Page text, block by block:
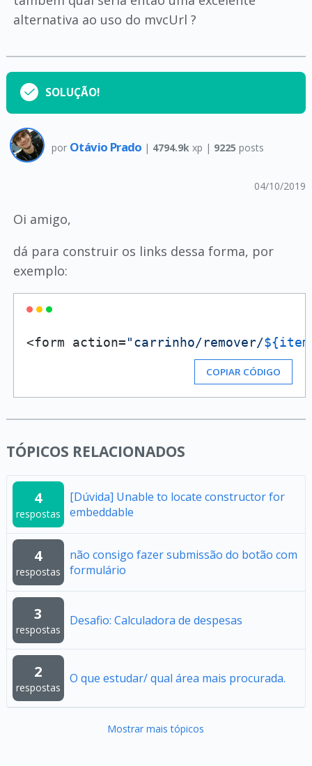
alternativa ao uso do mvcUrl ?
SOLUÇÃO!
por Otávio Prado | 4794.9k xp | 9225 posts
04/10/2019
Oi amigo,
dá para construir os links dessa forma, por
exemplo:
<form action="carrinho/remover/
COPIAR CÓDIGO
TÓPICOS RELACIONADOS
4
respostas
[Dúvida] Unable to locate constructor for
embeddable
4
respostas
não consigo fazer submissão do botão com
formulário
3
respostas
Desafio: Calculadora de despesas
2
respostas
O que estudar/ qual área mais procurada.
Mostrar mais tópicos